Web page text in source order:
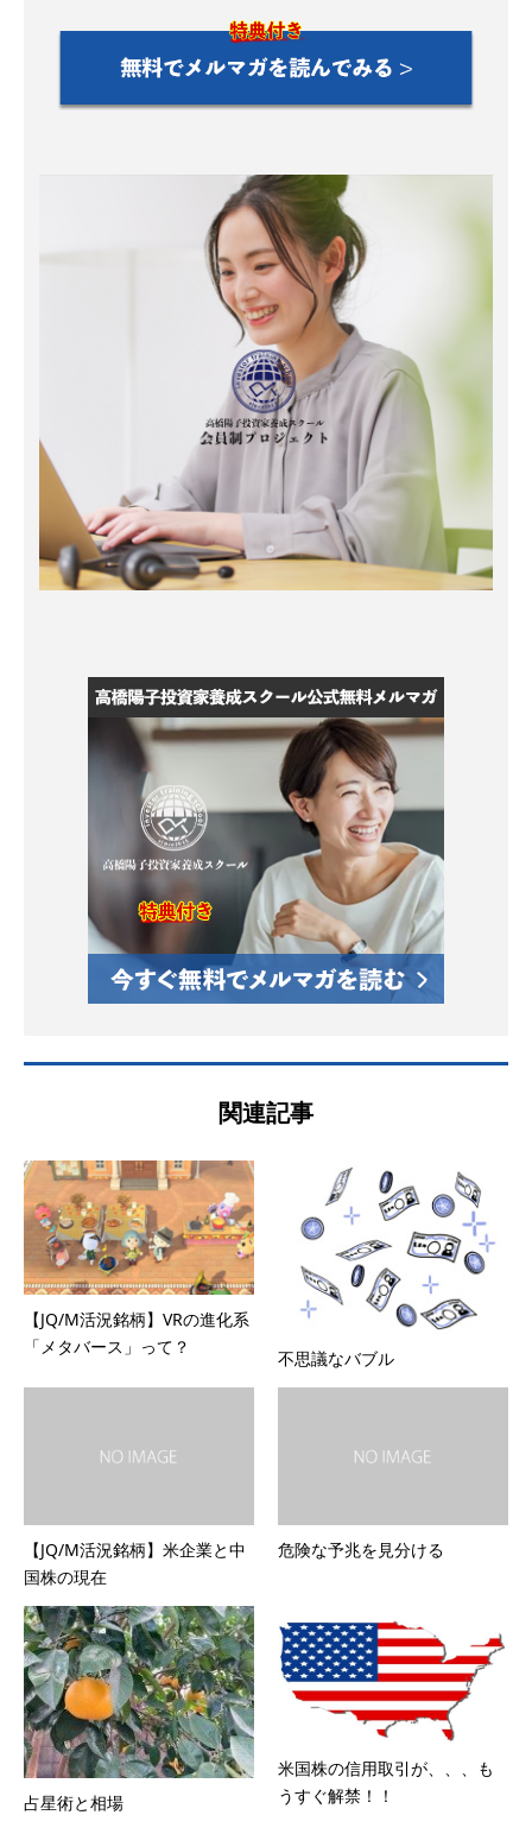
関連記事
【JQ/M活況銘柄】VRの進化系
「メタバース」って？
不思議なバブル
【JQ/M活況銘柄】米企業と中
国株の現在
危険な予兆を見分ける
占星術と相場
米国株の信用取引が、、、も
うすぐ解禁！！